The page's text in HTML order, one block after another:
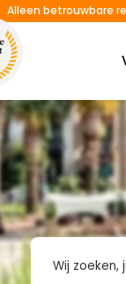
Alleen betrouwbare
Wij zoeken,